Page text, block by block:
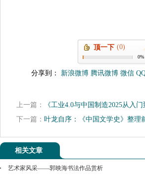
顶一下 (0)
0%
分享到： 新浪微博 腾讯微博 微信
上一篇：
《工业4.0与中国制造2025从入
下一篇： 叶龙自序：《中国文学史》整理
相关文章
艺术家风采——郭映海书法作品赏析